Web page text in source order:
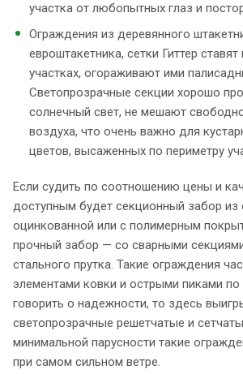
участка от любопытных глаз и
Ограждения из деревянного
евроштакетника, сетки Гиттер
участках, огораживают ими
Светопрозрачные секции хорошо
солнечный свет, не мешают
воздуха, что очень важно для
цветов, высаженных по периметру
Если судить по соотношению цены и
доступным будет секционный забор из
оцинкованной или с полимерным
прочный забор — со сварными
стального прутка. Такие ограждения
элементами ковки и острыми пиками по
говорить о надежности, то здесь
светопрозрачные решетчатые и
минимальной парусности такие
при самом сильном ветре.